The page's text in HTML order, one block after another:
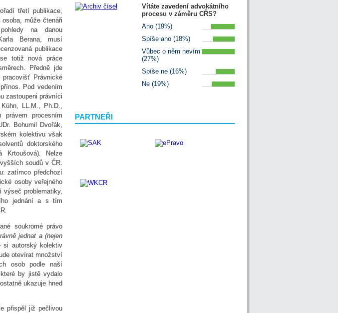
Vítáte zavedení advokátního
procesu v záměru CŘS?
Ano (19%)
Spíše ano (18%)
Vůbec o něm nevím
(27%)
Spíše ne (16%)
Ne (19%)
PARTNEŘI
třetí publikace,
může čtenáři
na danou
Berana, musí
publikace
totiž nová práce
Předně jde
Právnické
Pod vedením
zastoupeni právníci
LL.M., Ph.D.,
právem procesním
Bohumil Dvořák,
kolektivu však
doktorského
Krtoušová). Nelze
soudů v ČR.
zatímco předchozí
osoby veřejného
problematiky,
jednání a s tím
soukromé právo
jednat a (nejen
si autorský kolektiv
otevírat množství
osob podle naší
by jistě vydalo
ukazuje hned
přispěl již pečlivou